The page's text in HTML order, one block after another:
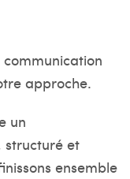
approche.
un
structuré et
ensemble